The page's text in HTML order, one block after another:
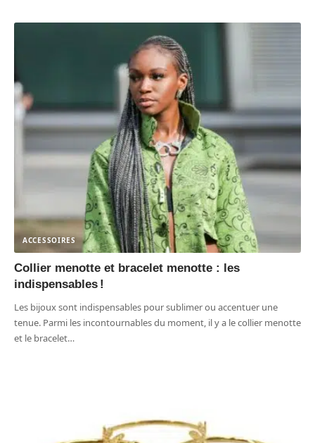
ACCESSOIRES
Collier menotte et bracelet menotte : les
indispensables !
Les bijoux sont indispensables pour sublimer ou accentuer une
tenue. Parmi les incontournables du moment, il y a le collier menotte
et le bracelet…